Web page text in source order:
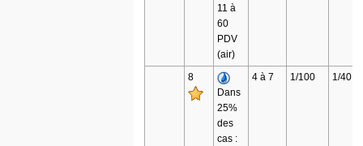
11 à
60
PDV
(air)
8
Dans
25%
des
cas :
4 à 7 1/100 1/40